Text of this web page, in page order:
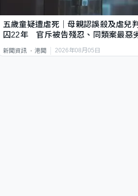
五歲童疑遭虐死｜母親認誤殺及虐兒
囚22年 官斥被告殘忍、同類案最惡
新聞資訊 港聞 2026年08月05日